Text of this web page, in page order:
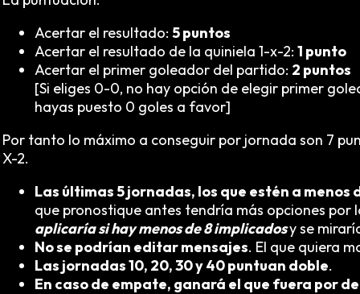
Acertar el resultado: 5 puntos
Acertar el resultado de la quiniela 1-x-2: 1 punto
Acertar el primer goleador del partido: 2 puntos
[Si eliges 0-0, no hay opción de elegir primer
hayas puesto 0 goles a favor]
Por tanto lo máximo a conseguir por jornada son 7
X-2.
Las últimas 5 jornadas, los que estén a
que pronostique antes tendría más opciones
aplicaría si hay menos de 8 implicadosy se
No se podrían editar mensajes. El que quiera
Las jornadas 10, 20, 30 y 40 puntuan doble.
En caso de empate, ganará el que fuera por